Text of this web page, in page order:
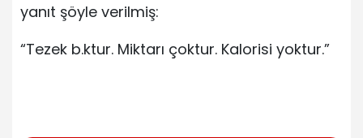
yanıt şöyle verilmiş:
“Tezek b.ktur. Miktarı çoktur. Kalorisi yoktur.”